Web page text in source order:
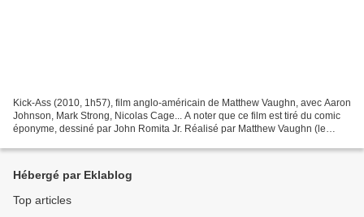
Kick-Ass (2010, 1h57), film anglo-américain de Matthew Vaughn, avec Aaron
Johnson, Mark Strong, Nicolas Cage... A noter que ce film est tiré du comic
éponyme, dessiné par John Romita Jr. Réalisé par Matthew Vaughn (le
Hébergé par Eklablog
Top articles